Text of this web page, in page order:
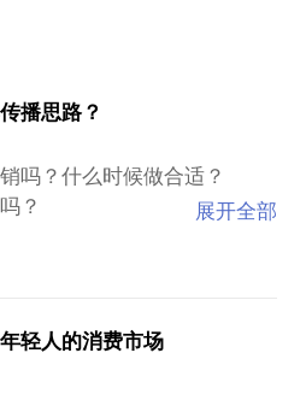
播思路？
吗？什么时候做合适？
？
？
什么样的规模更适合现阶段
展开全部
轻人的消费市场